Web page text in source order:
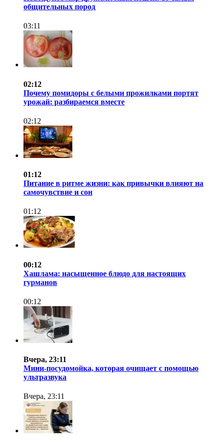
общительных пород
03:11
02:12
Почему помидоры с белыми прожилками портят
урожай: разбираемся вместе
02:12
01:12
Питание в ритме жизни: как привычки влияют на
самочувствие и сон
01:12
00:12
Хашлама: насыщенное блюдо для настоящих
гурманов
00:12
Вчера, 23:11
Мини-посудомойка, которая очищает с помощью
ультразвука
Вчера, 23:11